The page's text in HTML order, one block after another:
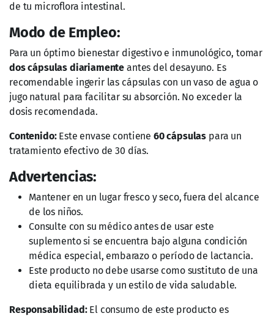
de tu microflora intestinal.
Modo de Empleo:
Para un óptimo bienestar digestivo e inmunológico, tomar
dos cápsulas diariamente antes del desayuno. Es
recomendable ingerir las cápsulas con un vaso de agua o
jugo natural para facilitar su absorción. No exceder la
dosis recomendada.
Contenido:Este envase contiene 60 cápsulas para un
tratamiento efectivo de 30 días.
Advertencias:
Mantener en un lugar fresco y seco, fuera del alcance
de los niños.
Consulte con su médico antes de usar este
suplemento si se encuentra bajo alguna condición
médica especial, embarazo o período de lactancia.
Este producto no debe usarse como sustituto de una
dieta equilibrada y un estilo de vida saludable.
Responsabilidad:El consumo de este producto es